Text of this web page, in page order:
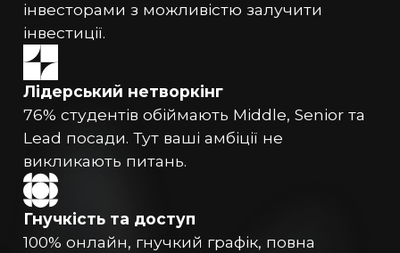
інвесторами з можливістю залучити
інвестиції.
Лідерський нетворкінг
76% студентів обіймають Middle, Senior та
Lead посади. Тут ваші амбіції не
викликають питань.
Гнучкість та доступ
100% онлайн, гнучкий графік, повна